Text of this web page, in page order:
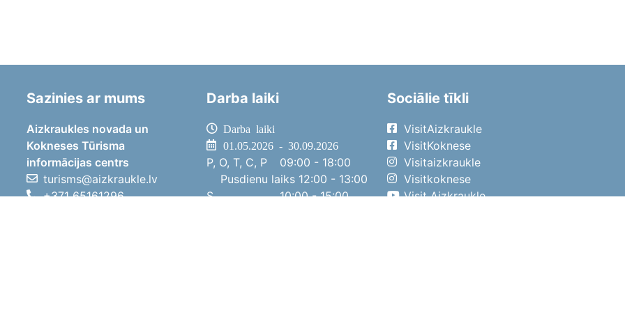
Sazinies ar mums
Aizkraukles novada un
Kokneses Tūrisma
informācijas centrs
turisms@aizkraukle.lv
+371 65161296
Darba laiki
Darba laiki
01.05.2026 - 30.09.2026
P, O, T, C, P
09:00 - 18:00
Pusdienu laiks 12:00 - 13:00
S
10:00 - 15:00
Sociālie tīkli
VisitAizkraukle
VisitKoknese
Visitaizkraukle
Visitkoknese
Visit Aizkraukle